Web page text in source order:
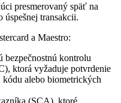
presmerovaný späť na
úspešnej transakcii.
a Maestro:
bezpečnostnú kontrolu
ktorá vyžaduje potvrdenie
alebo biometrických
(SCA), ktoré